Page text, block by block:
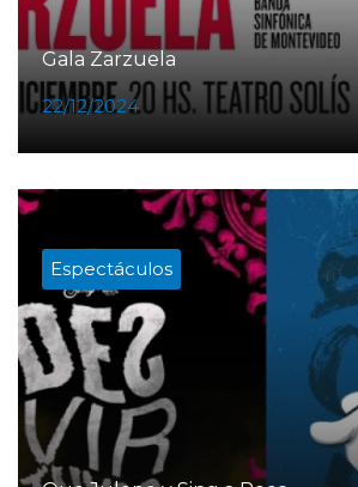
Gala Zarzuela
22/12/2024
Espectáculos